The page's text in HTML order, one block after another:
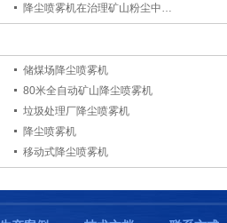
降尘喷雾机在治理矿山粉尘中…
储煤场降尘喷雾机
80米全自动矿山降尘喷雾机
垃圾处理厂降尘喷雾机
降尘喷雾机
移动式降尘喷雾机